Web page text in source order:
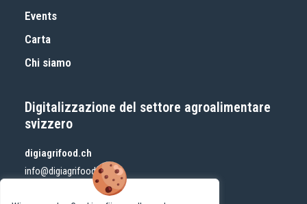
Events
Carta
Chi siamo
Digitalizzazione del settore agroalimentare
svizzero
digiagrifood.ch
info@digiagrifood.ch